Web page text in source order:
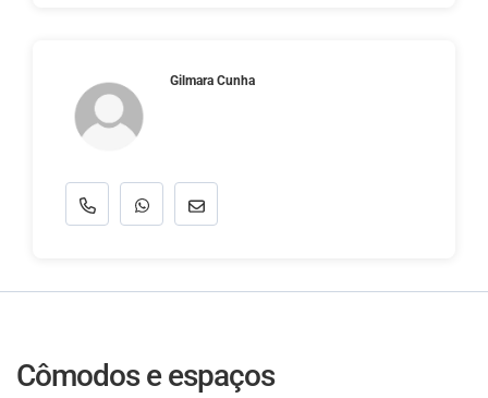
Gilmara Cunha
Cômodos e espaços